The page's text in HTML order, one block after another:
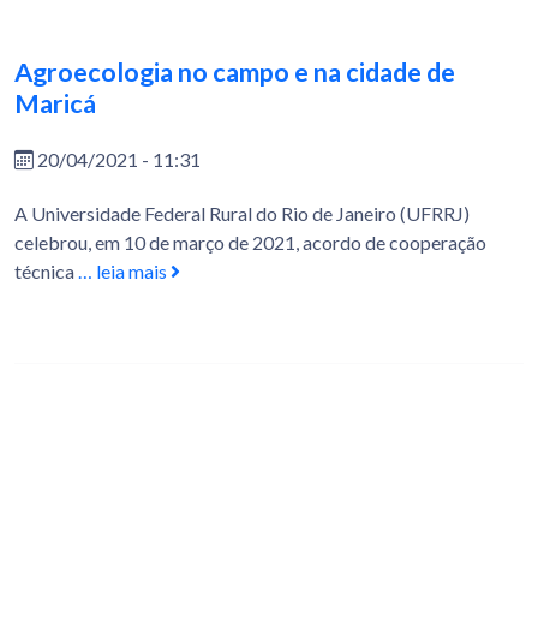
Agroecologia no campo e na cidade de
Maricá
20/04/2021 - 11:31
A Universidade Federal Rural do Rio de Janeiro (UFRRJ)
celebrou, em 10 de março de 2021, acordo de cooperação
técnica… leia mais